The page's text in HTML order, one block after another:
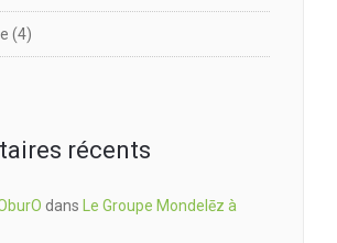
(4)
récents
dans Le Groupe Mondelēz à